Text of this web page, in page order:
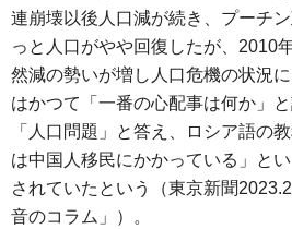
連崩壊以後人口減が続き、プーチ
っと人口がやや回復したが、2010
然減の勢いが増し人口危機の状況
はかつて「一番の心配事は何か」
「人口問題」と答え、ロシア語の
は中国人移民にかかっている」と
されていたという（東京新聞
音のコラム」）。